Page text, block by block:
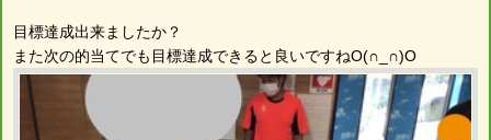
目標達成出来ましたか？
また次の的当てでも目標達成できると良いですねO(∩_∩)O